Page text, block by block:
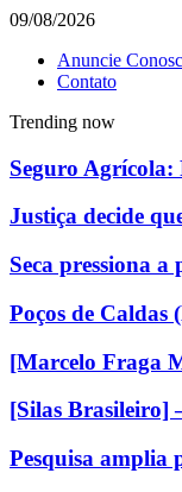
09/08/2026
Anuncie
Contato
Trending now
Seguro
Justiça decide
Seca pressiona
Poços de
[Marcelo Fraga
[Silas Brasileiro]
Pesquisa amplia